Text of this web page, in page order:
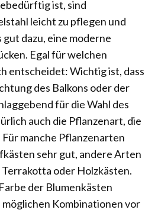
ist, sind
leicht zu pflegen und
dazu, eine moderne
Egal für welchen
entscheidet: Wichtig ist, dass
des Balkons oder der
für die Wahl des
auch die Pflanzenart, die
manche Pflanzenarten
sehr gut, andere Arten
oder Holzkästen.
der Blumenkästen
Kombinationen vor